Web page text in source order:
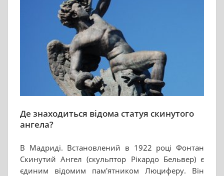
Де знаходиться відома статуя скинутого
ангела?
В Мадриді. Встановлений в 1922 році Фонтан
Скинутий Ангел (скульптор Рікардо Бельвер) є
єдиним відомим пам'ятником Люциферу. Він